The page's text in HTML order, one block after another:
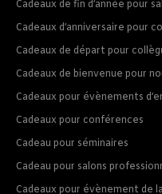
Cadeaux de fin d’année pour
Cadeaux d’anniversaire pour
Cadeaux de départ pour
Cadeaux de bienvenue pour
Cadeaux pour évènements
Cadeaux pour conférences
Cadeau pour séminaires
Cadeau pour salons
Cadeaux pour évènement de